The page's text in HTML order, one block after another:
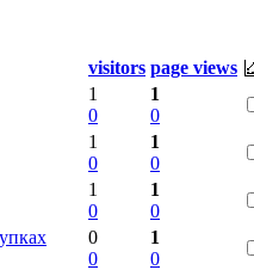
visitors page views
1
0
1
0
1
0
1
0
1
0
1
0
0
0
1
0